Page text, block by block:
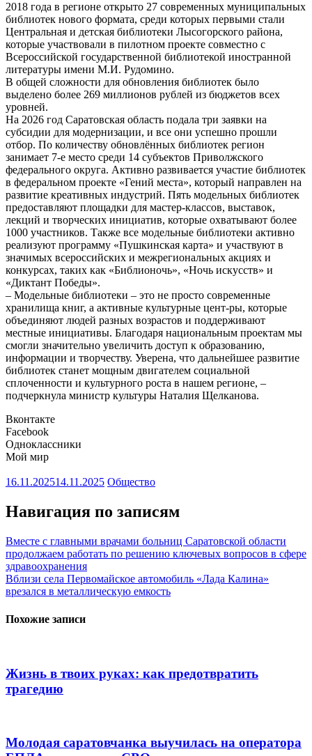
2018 года в регионе открыто 27 современных муниципальных
библиотек нового формата, среди которых первыми стали
Центральная и детская библиотеки Лысогорского района,
которые участвовали в пилотном проекте совместно с
Всероссийской государственной библиотекой иностранной
литературы имени М.И. Рудомино.
В общей сложности для обновления библиотек было
выделено более 269 миллионов рублей из бюджетов всех
уровней.
На 2026 год Саратовская область подала три заявки на
субсидии для модернизации, и все они успешно прошли
отбор. По количеству обновлённых библиотек регион
занимает 7-е место среди 14 субъектов Приволжского
федерального округа. Активно развивается участие библиотек
в федеральном проекте «Гений места», который направлен на
развитие креативных индустрий. Пять модельных библиотек
предоставляют площадки для мастер-классов, выставок,
лекций и творческих инициатив, которые охватывают более
1000 участников. Также все модельные библиотеки активно
реализуют прог­рамму «Пушкинская карта» и участвуют в
значимых всероссийских и меж­региональных акциях и
конкурсах, таких как «Биб­лионочь», «Ночь искусств» и
«Диктант Победы».
– Модельные библиотеки – это не просто современные
хранилища книг, а активные культурные цент-ры, которые
объединяют людей разных возрастов и поддерживают
местные инициативы. Благодаря национальным проектам мы
смогли значительно увеличить доступ к образованию,
информации и творчеству. Уверена, что дальнейшее развитие
библиотек станет мощным двигателем социальной
сплоченности и культурного роста в нашем регионе, –
подчеркнула министр культуры Наталия Щелканова.
Вконтакте
Facebook
Одноклассники
Мой мир
16.11.202514.11.2025 Общество
Навигация по записям
Вместе с главными врачами больниц Саратовской области
продолжаем работать по решению ключевых вопросов в сфере
здравоохранения
Вблизи села Первомайское автомобиль «Лада Калина»
врезался в металлическую емкость
Похожие записи
Жизнь в твоих руках: как предотвратить
трагедию
Молодая саратовчанка выучилась на оператора